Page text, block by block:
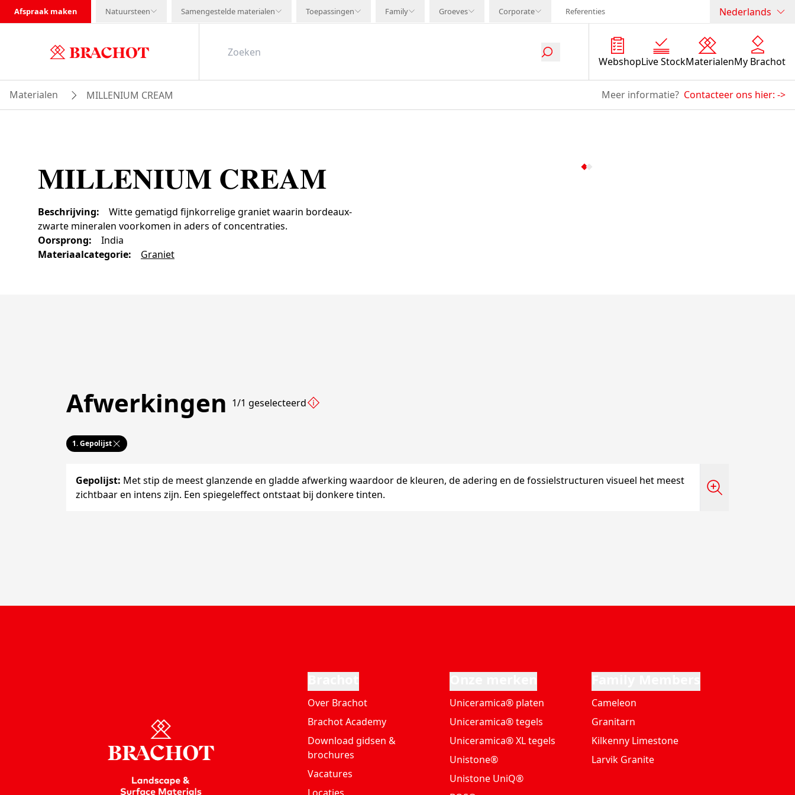
Afspraak maken Natuursteen Samengestelde materialen Toepassingen Family Groeves Corporate Referenties Nederlands
WebshopLive StockMaterialenMy Brachot
Materialen MILLENIUM CREAM Meer informatie? Contacteer ons hier: ->
MILLENIUM CREAM
Beschrijving:
Witte gematigd fijnkorrelige graniet waarin bordeaux-
zwarte mineralen voorkomen in aders of concentraties.
Oorsprong:
India
Materiaalcategorie: Graniet
Afwerkingen 1/1 geselecteerd
1.Gepolijst
Gepolijst: Met stip de meest glanzende en gladde afwerking waardoor de kleuren, de adering en de fossielstructuren visueel het meest
zichtbaar en intens zijn. Een spiegeleffect ontstaat bij donkere tinten.
Over Brachot
Brachot Academy
Download gidsen &
brochures
Vacatures
Uniceramica® platen
Uniceramica® tegels
Uniceramica® XL tegels
Unistone®
Unistone UniQ®
Cameleon
Granitarn
Kilkenny Limestone
Larvik Granite